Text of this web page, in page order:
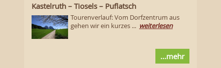
Kastelruth – Tiosels – Puflatsch
Tourenverlauf: Vom Dorfzentrum aus
gehen wir ein kurzes ... weiterlesen
...mehr